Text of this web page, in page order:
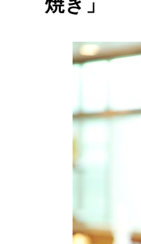
焼き」